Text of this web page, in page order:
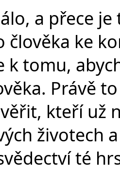
a přece je
člověka ke
k tomu,
Právě
kteří už
životech
té